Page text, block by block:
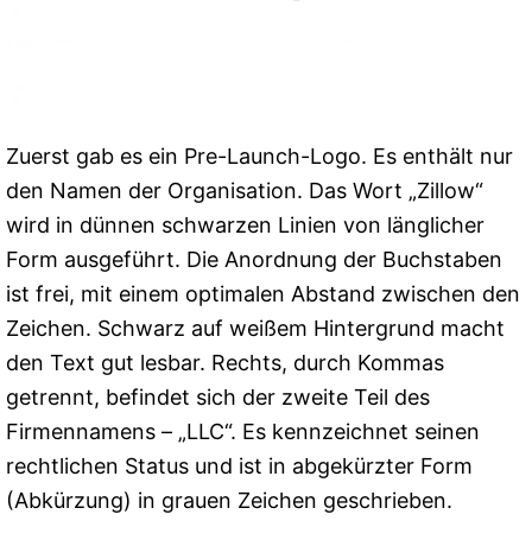
Zuerst gab es ein Pre-Launch-Logo. Es enthält nur
den Namen der Organisation. Das Wort „Zillow“
wird in dünnen schwarzen Linien von länglicher
Form ausgeführt. Die Anordnung der Buchstaben
ist frei, mit einem optimalen Abstand zwischen den
Zeichen. Schwarz auf weißem Hintergrund macht
den Text gut lesbar. Rechts, durch Kommas
getrennt, befindet sich der zweite Teil des
Firmennamens – „LLC“. Es kennzeichnet seinen
rechtlichen Status und ist in abgekürzter Form
(Abkürzung) in grauen Zeichen geschrieben.